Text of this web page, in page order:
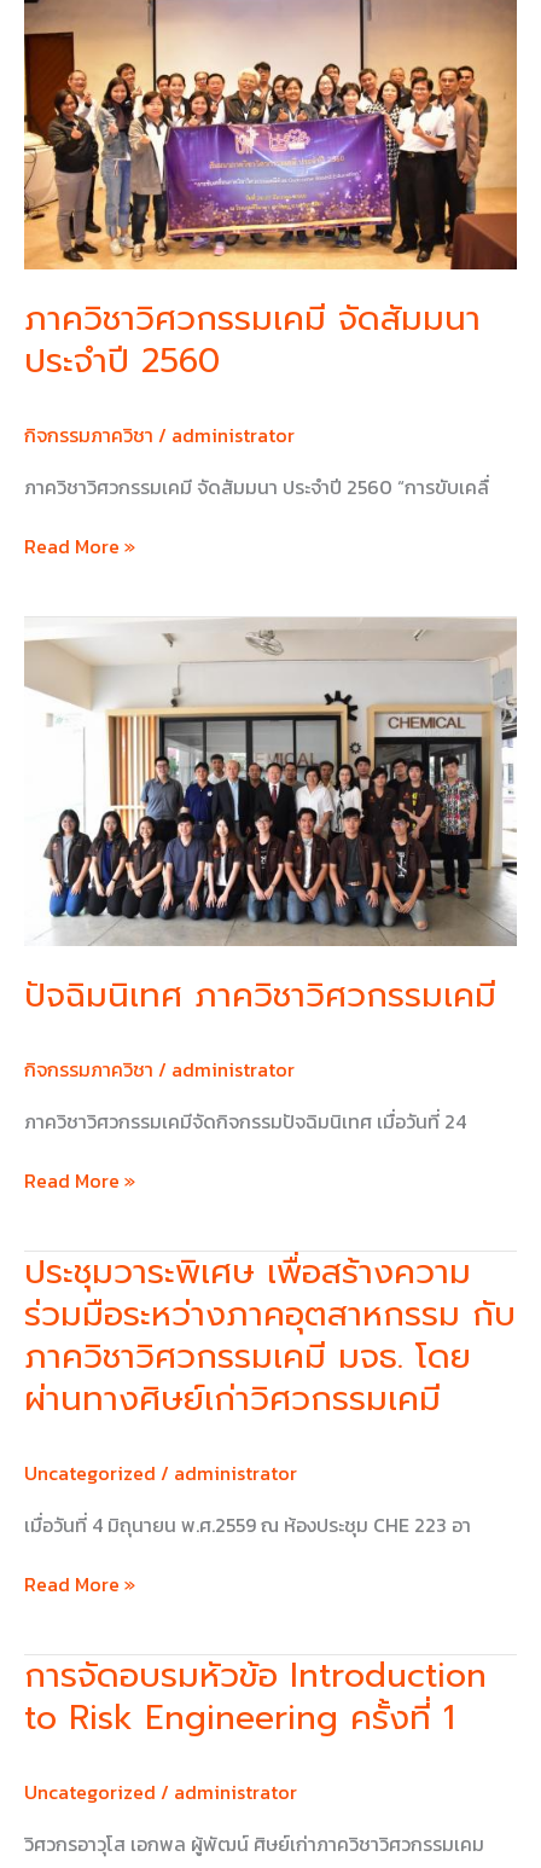
ภาควิชาวิศวกรรมเคมี จัดสัมมนา
ประจำปี 2560
กิจกรรมภาควิชา / administrator
ภาควิชาวิศวกรรมเคมี จัดสัมมนา ประจำปี 2560 “การขับเคลื่
วิศวกรรม
เคมี
จัด
สัมมนา
ประจำ
ปี
2560
Read More »
ปัจฉิมนิเทศ ภาควิชาวิศวกรรมเคมี
กิจกรรมภาควิชา / administrator
ภาควิชาวิศวกรรมเคมีจัดกิจกรรมปัจฉิมนิเทศ เมื่อวันที่ 24
ปัจฉิม
ภาค
วิชา
Read More »
ประชุมวาระพิเศษ เพื่อสร้างความ
ร่วมมือระหว่างภาคอุตสาหกรรม กับ
ภาควิชาวิศวกรรมเคมี มจธ. โดย
ผ่านทางศิษย์เก่าวิศวกรรมเคมี
Uncategorized / administrator
เมื่อวันที่ 4 มิถุนายน พ.ศ.2559 ณ ห้องประชุม CHE 223 อา
ประชุม
วาระ
พิเศษ
เพื่อ
สร้าง
ความ
มือ
ระหว่าง
ภาค
กับ
วิชา
วิศวกรรม
เคมี
ผ่าน
ทาง
Read More »
การจัดอบรมหัวข้อ Introduction
to Risk Engineering ครั้งที่ 1
Uncategorized / administrator
วิศวกรอาวุโส เอกพล ผู้พัฒน์ ศิษย์เก่าภาควิชาวิศวกรรมเคม
การ
อบรม
Introduction
Risk